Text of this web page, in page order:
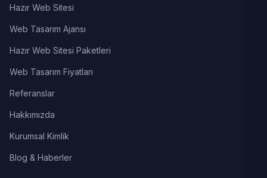
Hazır Web Sitesi
Web Tasarım Ajansı
Hazır Web Sitesi Paketleri
Web Tasarım Fiyatları
Referanslar
Hakkımızda
Kurumsal Kimlik
Blog & Haberler